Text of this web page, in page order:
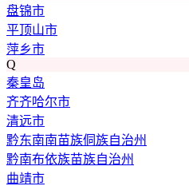
盘锦市
平顶山市
萍乡市
Q
秦皇岛
齐齐哈尔市
清远市
黔东南南苗族侗族自治州
黔南布依族苗族自治州
曲靖市